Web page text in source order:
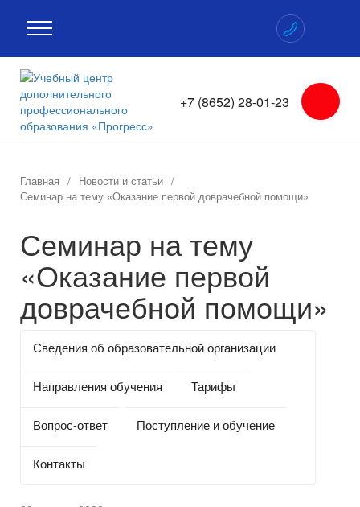
+7 (8652) 28-01-23
Главная / Новости и статьи /
Семинар на тему «Оказание первой доврачебной помощи»
Семинар на тему
«Оказание первой
доврачебной помощи»
Сведения об образовательной организации
Направления обучения Тарифы
Вопрос-ответ Поступление и обучение
Контакты